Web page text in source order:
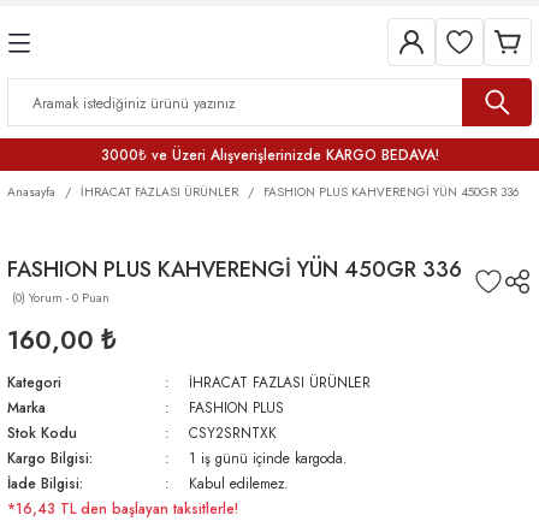
3000₺ ve Üzeri Alışverişlerinizde KARGO BEDAVA!
Anasayfa İHRACAT FAZLASI ÜRÜNLER FASHION PLUS KAHVERENGİ YÜN 450GR 336
FASHION PLUS KAHVERENGİ YÜN 450GR 336
(0) Yorum - 0 Puan
160,00 ₺
Kategori
İHRACAT FAZLASI ÜRÜNLER
Marka
FASHION PLUS
Stok Kodu
CSY2SRNTXK
Kargo Bilgisi:
1 iş günü içinde kargoda.
İade Bilgisi:
Kabul edilemez.
*16,43 TL den başlayan taksitlerle!